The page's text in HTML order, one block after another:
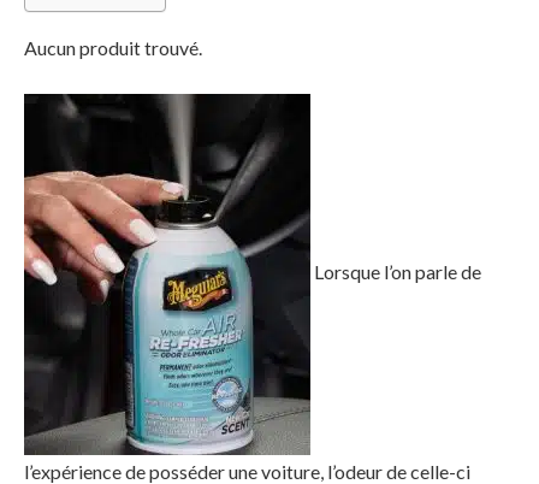
Aucun produit trouvé.
Lorsque l’on parle de
l’expérience de posséder une voiture, l’odeur de celle-ci